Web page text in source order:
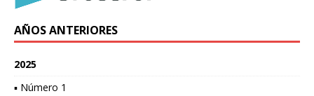
AÑOS ANTERIORES
2025
▪ Número 1